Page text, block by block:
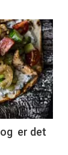
er det